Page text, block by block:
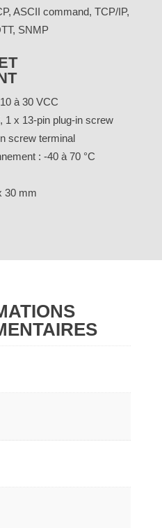
ASCII command, TCP/IP,
SNMP
à 30 VCC
1 x 13-pin plug-in screw
screw terminal
: -40 à 70 °C
30 mm